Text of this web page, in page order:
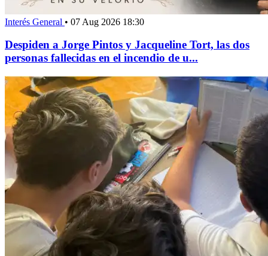
Interés General • 07 Aug 2026 18:30
Despiden a Jorge Pintos y Jacqueline Tort, las dos
personas fallecidas en el incendio de u...